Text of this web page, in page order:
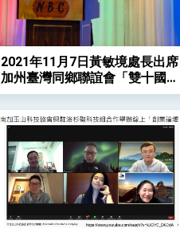
2021年11月7日黃敏境處長出席
加州臺灣同鄉聯誼會「雙十國慶
升旗典禮」感恩餐會